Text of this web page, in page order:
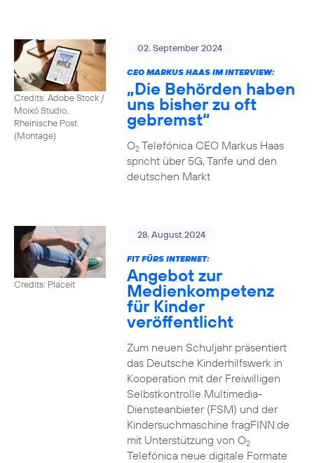
Credits: Adobe Stock /
Moixó Studio,
Rheinische Post
(Montage)
02. September 2024
CEO MARKUS HAAS IM INTERVIEW:
„Die Behörden haben
uns bisher zu oft
gebremst“
O2Telefónica CEO Markus Haas
spricht über 5G, Tarife und den
deutschen Markt
Credits: Placeit
28. August 2024
FIT FÜRS INTERNET:
Angebot zur
Medienkompetenz
für Kinder
veröffentlicht
Zum neuen Schuljahr präsentiert
das Deutsche Kinderhilfswerk in
Kooperation mit der Freiwilligen
Selbstkontrolle Multimedia-
Diensteanbieter (FSM) und der
Kindersuchmaschine fragFINN.de
mit Unterstützung von O2
Telefónica neue digitale Formate